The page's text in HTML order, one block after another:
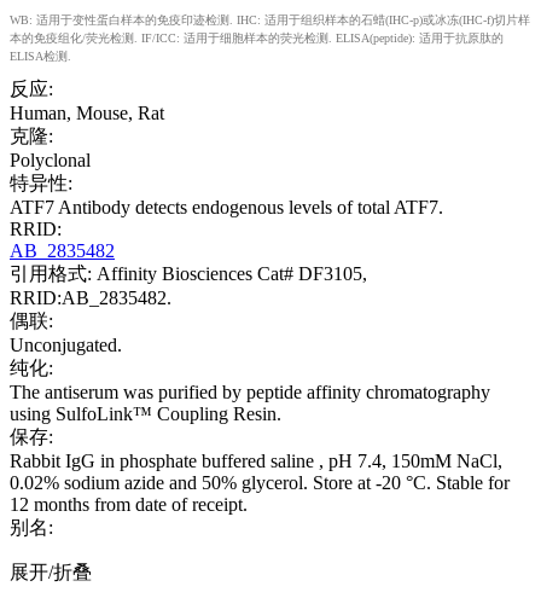
WB: 适用于变性蛋白样本的免疫印迹检测. IHC: 适用于组织样本的石蜡(IHC-p)或冰冻(IHC-f)切片样
本的免疫组化/荧光检测. IF/ICC: 适用于细胞样本的荧光检测. ELISA(peptide): 适用于抗原肽的
ELISA检测.
反应:
Human, Mouse, Rat
克隆:
Polyclonal
特异性:
ATF7 Antibody detects endogenous levels of total ATF7.
RRID:
AB_2835482
引用格式: Affinity Biosciences Cat# DF3105,
RRID:AB_2835482.
偶联:
Unconjugated.
纯化:
The antiserum was purified by peptide affinity chromatography
using SulfoLink™ Coupling Resin.
保存:
Rabbit IgG in phosphate buffered saline , pH 7.4, 150mM NaCl,
0.02% sodium azide and 50% glycerol. Store at -20 °C. Stable for
12 months from date of receipt.
别名:
展开/折叠